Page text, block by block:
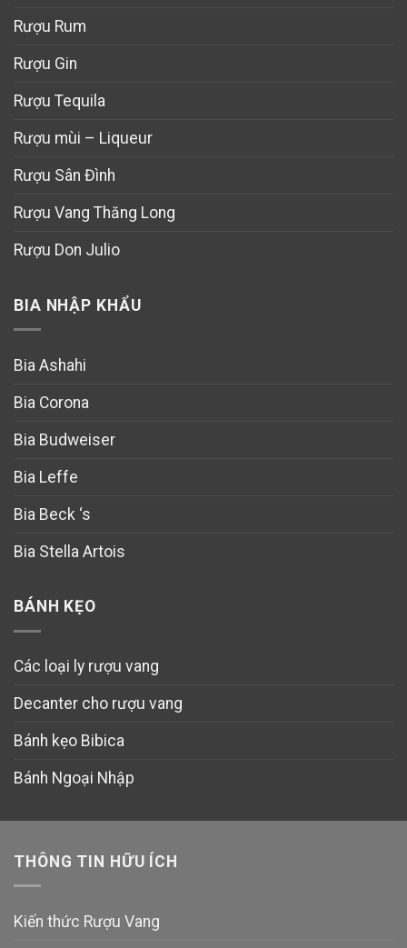
Rượu Rum
Rượu Gin
Rượu Tequila
Rượu mùi – Liqueur
Rượu Sân Đình
Rượu Vang Thăng Long
Rượu Don Julio
BIA NHẬP KHẨU
Bia Ashahi
Bia Corona
Bia Budweiser
Bia Leffe
Bia Beck ‘s
Bia Stella Artois
BÁNH KẸO
Các loại ly rượu vang
Decanter cho rượu vang
Bánh kẹo Bibica
Bánh Ngoại Nhập
THÔNG TIN HỮU ÍCH
Kiến thức Rượu Vang